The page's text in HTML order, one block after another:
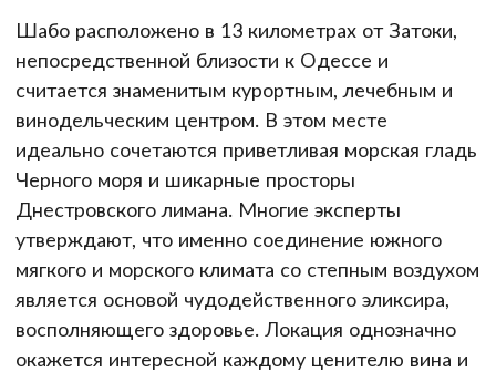
Шабо расположено в 13 километрах от Затоки,
непосредственной близости к Одессе и
считается знаменитым курортным, лечебным и
винодельческим центром. В этом месте
идеально сочетаются приветливая морская гладь
Черного моря и шикарные просторы
Днестровского лимана. Многие эксперты
утверждают, что именно соединение южного
мягкого и морского климата со степным воздухом
является основой чудодейственного эликсира,
восполняющего здоровье. Локация однозначно
окажется интересной каждому ценителю вина и